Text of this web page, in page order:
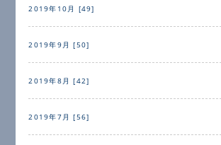
2019年10月 [49]
2019年9月 [50]
2019年8月 [42]
2019年7月 [56]